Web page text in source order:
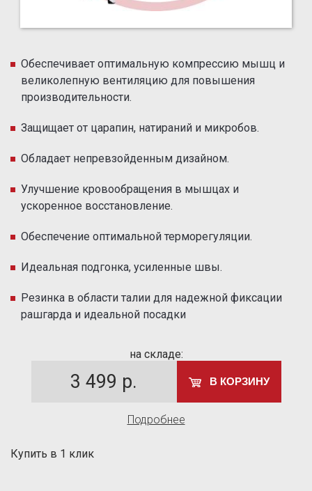
Обеспечивает оптимальную компрессию мышц и
великолепную вентиляцию для повышения
производительности.
Защищает от царапин, натираний и микробов.
Обладает непревзойденным дизайном.
Улучшение кровообращения в мышцах и
ускоренное восстановление.
Обеспечение оптимальной терморегуляции.
Идеальная подгонка, усиленные швы.
Резинка в области талии для надежной фиксации
рашгарда и идеальной посадки
на складе:
3 499 р. В КОРЗИНУ
Подробнее
Купить в 1 клик